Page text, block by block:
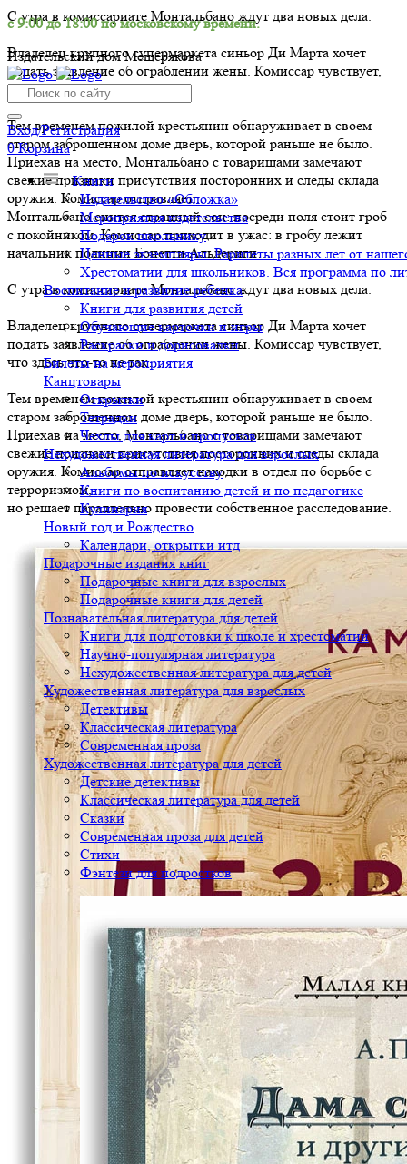
с 9:00 до 18:00 по московскому времени.
Издательский дом Мещерякова
Вход/Регистрация
0 Корзина
Книги
Издательство «Обложка»
Мероприятия издательства
Подарок школьнику
Ценные экземпляры. Раритеты разных лет от
Хрестоматии для школьников. Вся программа по
Воспитание и развитие ребенка
Книги для развития детей
Обучающие карточки и игры
Раскраски и дорисовалки
Билеты на мероприятия
Канцтовары
Открытки
Тетрадки
Чехлы для карт и пропусков
Нехудожественная литература для взрослых
Альбомы по искусству
Книги по воспитанию детей и по педагогике
Кулинария
Новый год и Рождество
Календари, открытки итд
Подарочные издания книг
Подарочные книги для взрослых
Подарочные книги для детей
Познавательная литература для детей
Книги для подготовки к школе и хрестоматии
Научно-популярная литература
Нехудожественная литература для детей
Художественная литература для взрослых
Детективы
Классическая литература
Современная проза
Художественная литература для детей
Детские детективы
Классическая литература для детей
Сказки
Современная проза для детей
Стихи
Фэнтези для подростков
С утра в комиссариате Монтальбано ждут два новых дела.
Владелец крупного супермаркета синьор Ди Марта хочет
подать заявление об ограблении жены. Комиссар чувствует,
что здесь что-то не так…
Тем временем пожилой крестьянин обнаруживает в своем
старом заброшенном доме дверь, которой раньше не было.
Приехав на место, Монтальбано с товарищами замечают
свежие признаки присутствия посторонних и следы склада
оружия. Комиссар отправляет...
Монтальбано снится странный сон: посреди поля стоит гроб
с покойником. Комиссар приходит в ужас: в гробу лежит
начальник полиции Бонетти Альдериги…
С утра в комиссариате Монтальбано ждут два новых дела.
Владелец крупного супермаркета синьор Ди Марта хочет
подать заявление об ограблении жены. Комиссар чувствует,
что здесь что-то не так…
Тем временем пожилой крестьянин обнаруживает в своем
старом заброшенном доме дверь, которой раньше не было.
Приехав на место, Монтальбано с товарищами замечают
свежие признаки присутствия посторонних и следы склада
оружия. Комиссар отправляет находки в отдел по борьбе с
терроризмом,
но решает параллельно провести собственное расследование.